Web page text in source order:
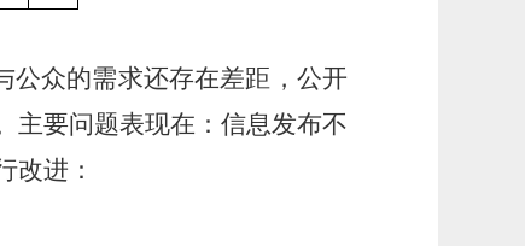
公众的需求还存在差距，公开
主要问题表现在：信息发布不
改进：